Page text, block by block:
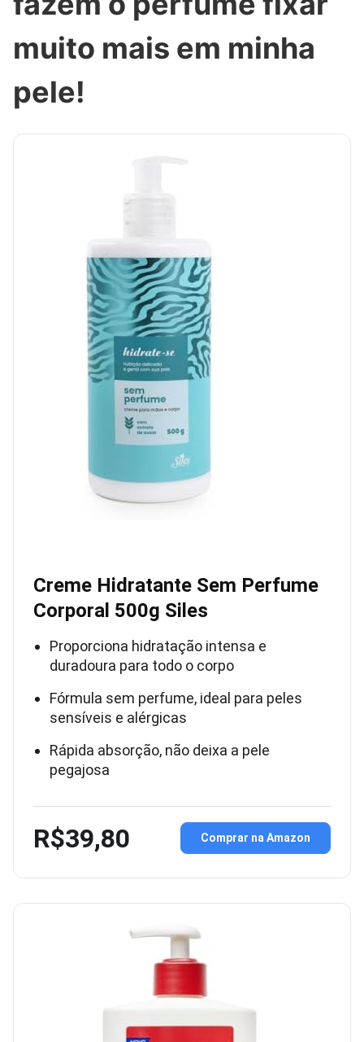
muito mais em minha
pele!
Creme Hidratante Sem Perfume
Corporal 500g Siles
Proporciona hidratação intensa e
duradoura para todo o corpo
Fórmula sem perfume, ideal para peles
sensíveis e alérgicas
Rápida absorção, não deixa a pele
pegajosa
R$39,80 Comprar na Amazon